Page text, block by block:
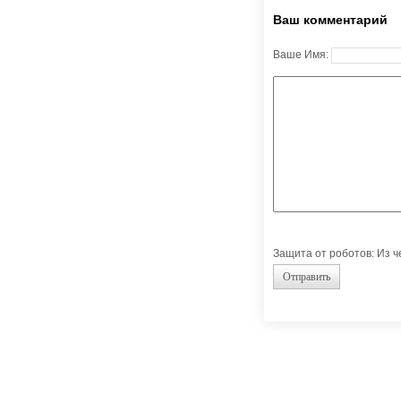
Ваш комментарий
Ваше Имя:
Защита от роботов: Из